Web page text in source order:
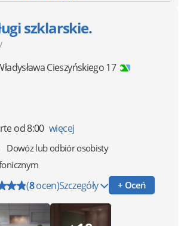
szklarskie.
Cieszyńskiego 17
od 8:00 więcej
Dowóz lub odbiór osobisty
(8ocen)Szczegóły + Oceń